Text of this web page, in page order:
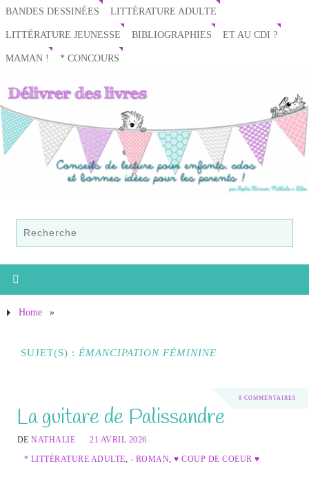
BANDES DESSINÉES LITTÉRATURE ADULTE
LITTÉRATURE JEUNESSE BIBLIOGRAPHIES ET AU CDI ?
MAMAN ! * CONCOURS
Home »
SUJET(S) : ÉMANCIPATION FÉMININE
8 COMMENTAIRES
La guitare de Palissandre
DENATHALIE
21 AVRIL 2026
* LITTÉRATURE ADULTE, - ROMAN,♥ COUP DE COEUR ♥